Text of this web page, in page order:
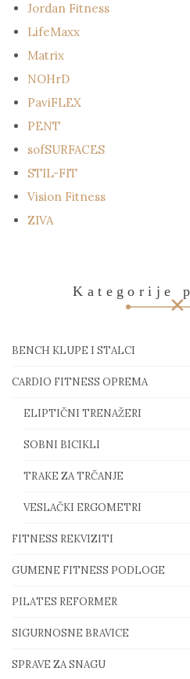
Jordan Fitness
LifeMaxx
Matrix
NOHrD
PaviFLEX
PENT
sofSURFACES
STIL-FIT
Vision Fitness
ZIVA
Kategorije
BENCH KLUPE I STALCI
CARDIO FITNESS OPREMA
ELIPTIČNI TRENAŽERI
SOBNI BICIKLI
TRAKE ZA TRČANJE
VESLAČKI ERGOMETRI
FITNESS REKVIZITI
GUMENE FITNESS PODLOGE
PILATES REFORMER
SIGURNOSNE BRAVICE
SPRAVE ZA SNAGU